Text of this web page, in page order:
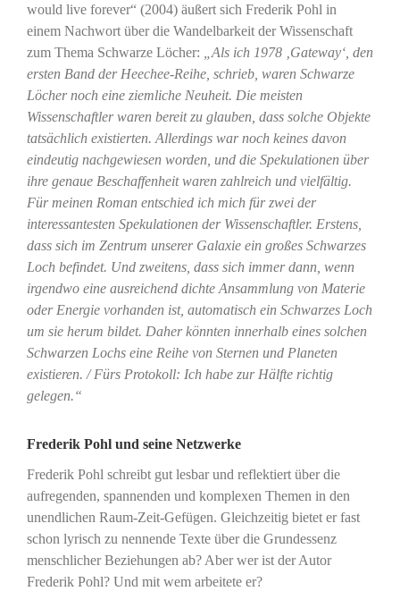
would live forever“ (2004) äußert sich Frederik Pohl in
einem Nachwort über die Wandelbarkeit der Wissenschaft
zum Thema Schwarze Löcher:
„Als ich 1978 ‚Gateway‘, den
ersten Band der Heechee-Reihe, schrieb, waren Schwarze
Löcher noch eine ziemliche Neuheit. Die meisten
Wissenschaftler waren bereit zu glauben, dass solche Objekte
tatsächlich existierten. Allerdings war noch keines davon
eindeutig nachgewiesen worden, und die Spekulationen über
ihre genaue Beschaffenheit waren zahlreich und vielfältig.
Für meinen Roman entschied ich mich für zwei der
interessantesten Spekulationen der Wissenschaftler. Erstens,
dass sich im Zentrum unserer Galaxie ein großes Schwarzes
Loch befindet. Und zweitens, dass sich immer dann, wenn
irgendwo eine ausreichend dichte Ansammlung von Materie
oder Energie vorhanden ist, automatisch ein Schwarzes Loch
um sie herum bildet. Daher könnten innerhalb eines solchen
Schwarzen Lochs eine Reihe von Sternen und Planeten
existieren. / Fürs Protokoll: Ich habe zur Hälfte richtig
gelegen.“
Frederik Pohl und seine Netzwerke
Frederik Pohl schreibt gut lesbar und reflektiert über die
aufregenden, spannenden und komplexen Themen in den
unendlichen Raum-Zeit-Gefügen. Gleichzeitig bietet er fast
schon lyrisch zu nennende Texte über die Grundessenz
menschlicher Beziehungen ab? Aber wer ist der Autor
Frederik Pohl? Und mit wem arbeitete er?